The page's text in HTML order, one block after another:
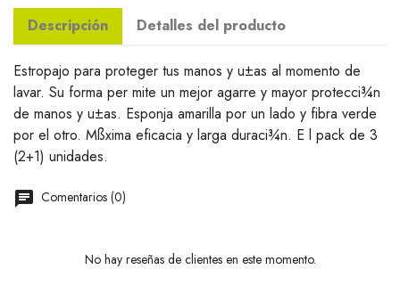
Descripción Detalles del producto
Estropajo para proteger tus manos y u±as al momento de
lavar. Su forma per mite un mejor agarre y mayor protecci¾n
de manos y u±as. Esponja amarilla por un lado y fibra verde
por el otro. Mßxima eficacia y larga duraci¾n. E l pack de 3
(2+1) unidades.
Comentarios (0)
No hay reseñas de clientes en este momento.